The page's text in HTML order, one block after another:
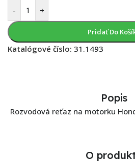
- +
Pridať Do
Katalógové číslo: 31.1493
Popis
Rozvodová reťaz na motorku
O